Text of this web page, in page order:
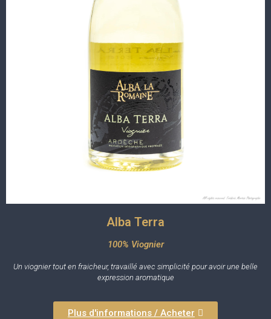
Alba Terra
100% Viognier
Un viognier tout en fraicheur, travaillé avec simplicité pour avoir une belle
expression aromatique
Plus d'informations / Acheter